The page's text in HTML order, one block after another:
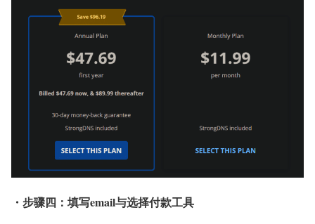
・步骤四：填写email与选择付款工具